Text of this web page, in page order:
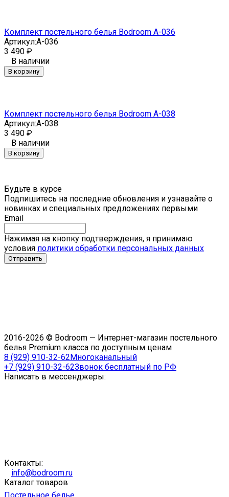
Комплект постельного белья Bodroom A-036
Артикул:A-036
3 490 ₽
В наличии
В корзину
Комплект постельного белья Bodroom A-038
Артикул:A-038
3 490 ₽
В наличии
В корзину
Будьте в курсе
Подпишитесь на последние обновления и узнавайте о
новинках и специальных предложениях первыми
Email
Нажимая на кнопку подтверждения, я принимаю
условия политики обработки персональных данных
2016-2026 © Bodroom — Интернет-магазин постельного
белья Premium класса по доступным ценам
8 (929) 910-32-62 Многоканальный
+7 (929) 910-32-62Звонок бесплатный по РФ
Написать в мессенджеры:
Контакты:
info@bodroom.ru
Каталог товаров